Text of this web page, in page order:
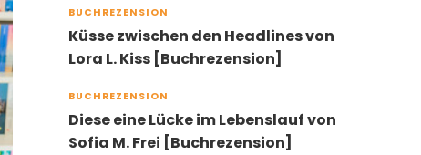
BUCHREZENSION
Küsse zwischen den Headlines von
Lora L. Kiss [Buchrezension]
BUCHREZENSION
Diese eine Lücke im Lebenslauf von
Sofia M. Frei [Buchrezension]